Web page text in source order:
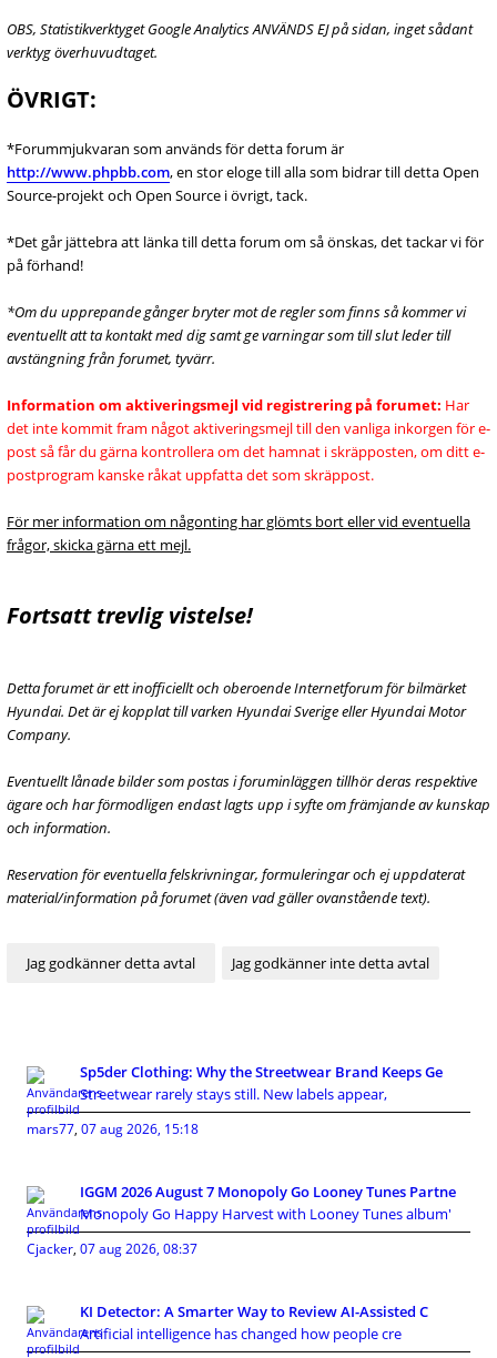
OBS, Statistikverktyget Google Analytics ANVÄNDS EJ på sidan, inget sådant
verktyg överhuvudtaget.
ÖVRIGT:
*Forummjukvaran som används för detta forum är
http://www.phpbb.com, en stor eloge till alla som bidrar till detta Open
Source-projekt och Open Source i övrigt, tack.
*Det går jättebra att länka till detta forum om så önskas, det tackar vi för
på förhand!
*Om du upprepande gånger bryter mot de regler som finns så kommer vi
eventuellt att ta kontakt med dig samt ge varningar som till slut leder till
avstängning från forumet, tyvärr.
Information om aktiveringsmejl vid registrering på forumet: Har
det inte kommit fram något aktiveringsmejl till den vanliga inkorgen för e-
post så får du gärna kontrollera om det hamnat i skräpposten, om ditt e-
postprogram kanske råkat uppfatta det som skräppost.
För mer information om någonting har glömts bort eller vid eventuella
frågor, skicka gärna ett mejl.
Fortsatt trevlig vistelse!
Detta forumet är ett inofficiellt och oberoende Internetforum för bilmärket
Hyundai. Det är ej kopplat till varken Hyundai Sverige eller Hyundai Motor
Company.
Eventuellt lånade bilder som postas i foruminläggen tillhör deras respektive
ägare och har förmodligen endast lagts upp i syfte om främjande av kunskap
och information.
Reservation för eventuella felskrivningar, formuleringar och ej uppdaterat
material/information på forumet (även vad gäller ovanstående text).
Sp5der Clothing: Why the Streetwear Brand Keeps Ge
Streetwear rarely stays still. New labels appear,
mars77, 07 aug 2026, 15:18
IGGM 2026 August 7 Monopoly Go Looney Tunes Partne
Monopoly Go Happy Harvest with Looney Tunes album'
Cjacker, 07 aug 2026, 08:37
KI Detector: A Smarter Way to Review AI-Assisted C
Artificial intelligence has changed how people cre